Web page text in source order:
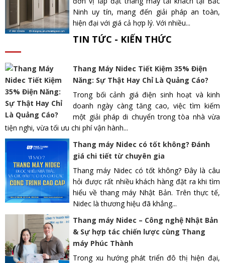
Ninh uy tín, mang đến giải pháp an toàn,
hiện đại với giá cả hợp lý. Với nhiều...
TIN TỨC - KIẾN THỨC
Thang Máy Nidec Tiết Kiệm 35% Điện
Năng: Sự Thật Hay Chỉ Là Quảng Cáo?
Trong bối cảnh giá điện sinh hoạt và kinh
doanh ngày càng tăng cao, việc tìm kiếm
một giải pháp di chuyển trong tòa nhà vừa
tiện nghi, vừa tối ưu chi phí vận hành...
Thang máy Nidec có tốt không? Đánh
giá chi tiết từ chuyên gia
Thang máy Nidec có tốt không? Đây là câu
hỏi được rất nhiều khách hàng đặt ra khi tìm
hiểu về thang máy Nhật Bản. Trên thực tế,
Nidec là thương hiệu đã khẳng...
Thang máy Nidec – Công nghệ Nhật Bản
& Sự hợp tác chiến lược cùng Thang
máy Phúc Thành
Trong xu hướng phát triển đô thị hiện đại,